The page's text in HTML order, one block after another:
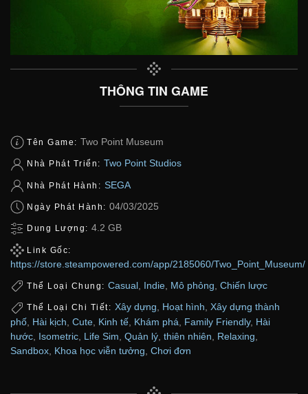
THÔNG TIN GAME
Tên Game: Two Point Museum
Nhà Phát Triển: Two Point Studios
Nhà Phát Hành: SEGA
Ngày Phát Hành: 04/03/2025
Dung Lượng: 4.2 GB
Link Gốc:
https://store.steampowered.com/app/2185060/Two_Point_Museum/
Thể Loại Chung: Casual Indie Mô phỏng Chiến lược
Thể Loại Chi Tiết: Xây dựng, Hoạt hình, Xây dựng thành
phố Hài kịch Cute Kinh tế Khám phá Family Friendly, Hài
hước Isometric Life Sim Quản lý thiên nhiên Relaxing
Sandbox Khoa học viễn tưởng Chơi đơn